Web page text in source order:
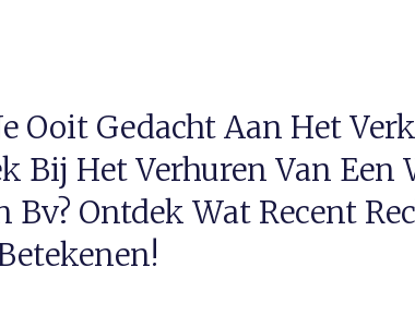
Ooit Gedacht Aan Het
Bij Het Verhuren Van Een
Bv? Ontdek Wat Recent